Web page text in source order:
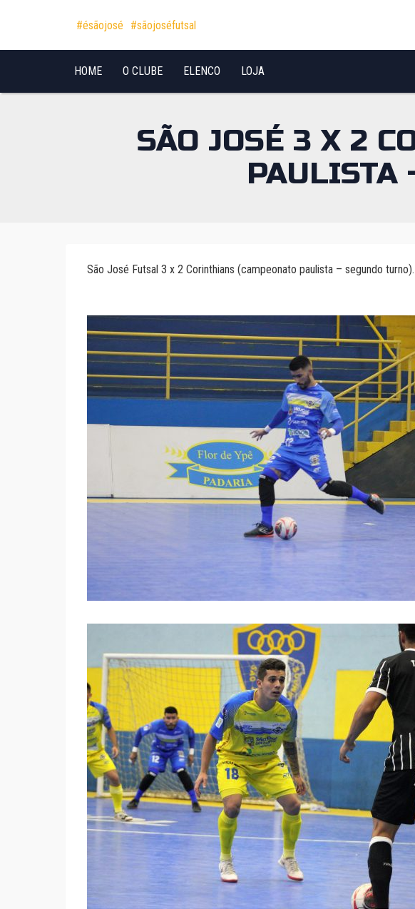
Pular para o conteúdo
#ésãojosé #sãojoséfutsal
HOME O CLUBE ELENCO LOJA
SÃO JOSÉ 3 X 2
PAULISTA
São José Futsal 3 x 2 Corinthians (campeonato paulista – segundo